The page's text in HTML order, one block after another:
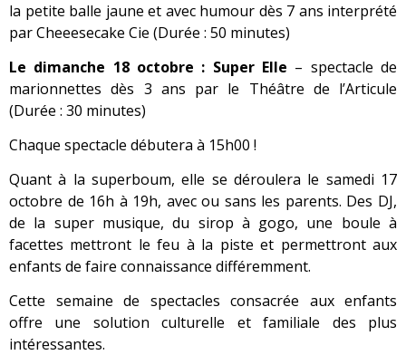
la petite balle jaune et avec humour dès 7 ans interprété
par Cheeesecake Cie (Durée : 50 minutes)
Le dimanche 18 octobre : Super Elle – spectacle de
marionnettes dès 3 ans par le Théâtre de l’Articule
(Durée : 30 minutes)
Chaque spectacle débutera à 15h00 !
Quant à la superboum, elle se déroulera le samedi 17
octobre de 16h à 19h, avec ou sans les parents. Des DJ,
de la super musique, du sirop à gogo, une boule à
facettes mettront le feu à la piste et permettront aux
enfants de faire connaissance différemment.
Cette semaine de spectacles consacrée aux enfants
offre une solution culturelle et familiale des plus
intéressantes.